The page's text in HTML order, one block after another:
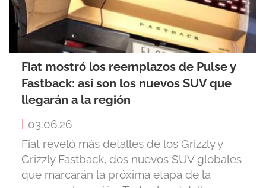
Fiat mostró los reemplazos de Pulse y
Fastback: así son los nuevos SUV que
llegarán a la región
03.06.26
Fiat reveló más detalles de los Grizzly y
Grizzly Fastback, dos nuevos SUV globales
que marcarán la próxima etapa de la